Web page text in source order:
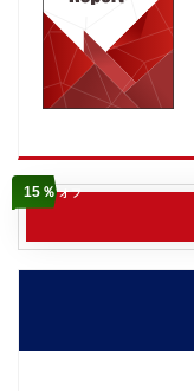
15％オフ